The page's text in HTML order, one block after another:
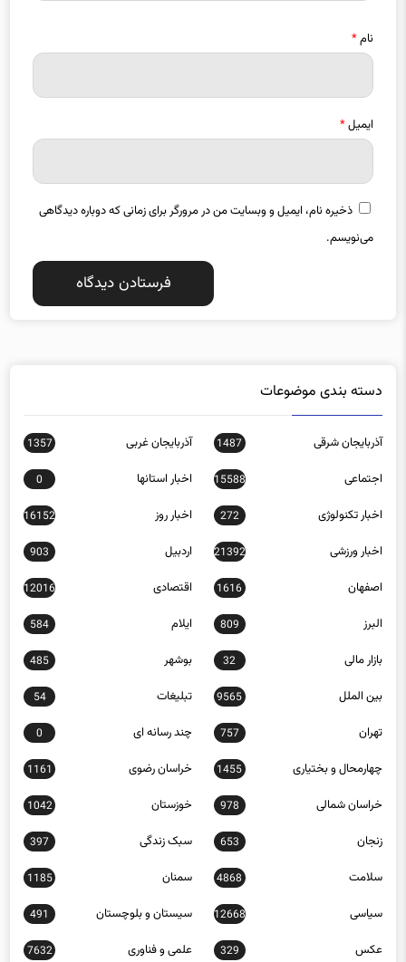
نام*
ایمیل*
ذخیره نام، ایمیل و وبسایت من در مرورگر برای زمانی که دوباره دیدگاهی
می‌نویسم.
دسته بندی موضوعات
آذربایجان شرقی 1487 آذربایجان غربی 1357
اجتماعی 15588 اخبار استانها 0
اخبار تکنولوژی 272 اخبار روز 16152
اخبار ورزشی 21392 اردبیل 903
اصفهان 1616 اقتصادی 12016
البرز 809 ایلام 584
بازار مالی 32 بوشهر 485
بین الملل 9565 تبلیغات 54
تهران 757 چند رسانه ای 0
چهارمحال و بختیاری 1455 خراسان رضوی 1161
خراسان شمالی 978 خوزستان 1042
زنجان 653 سبک زندگی 397
سلامت 4868 سمنان 1185
سیاسی 12668 سیستان و بلوچستان 491
عکس 329 علمی و فناوری 7632